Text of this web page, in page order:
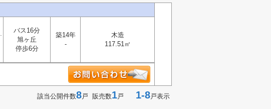
バス16分
旭ヶ丘
停歩6分
築14年
-
木造
117.51㎡
該当公開件数8戸 販売数1戸 1-8戸表示